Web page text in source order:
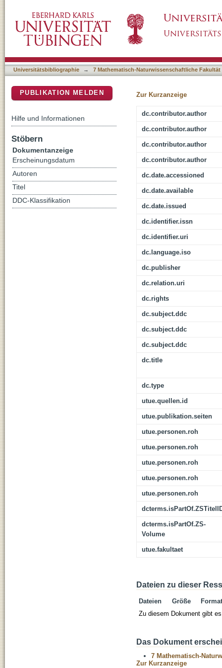
for heating
Universitätsbibliographie → 7 Mathematisch-Naturwissenschaftliche Fakultät
Zur Kurzanzeige
dc.contributor.author
dc.contributor.author
dc.contributor.author
dc.contributor.author
dc.date.accessioned
dc.date.available
dc.date.issued
dc.identifier.issn
dc.identifier.uri
dc.language.iso
dc.publisher
dc.relation.uri
dc.rights
dc.subject.ddc
dc.subject.ddc
dc.subject.ddc
dc.title
dc.type
utue.quellen.id
utue.publikation.seiten
utue.personen.roh
utue.personen.roh
utue.personen.roh
utue.personen.roh
utue.personen.roh
dcterms.isPartOf.ZS-
Volume
utue.fakultaet
Dateien zu dieser
Dateien Größe
Format
Zu diesem Dokument gibt
Das Dokument
7 Mathematisch-
Zur Kurzanzeige
PUBLIKATION MELDEN
Hilfe und Informationen
Stöbern
Dokumentanzeige
Erscheinungsdatum
Autoren
Titel
DDC-Klassifikation